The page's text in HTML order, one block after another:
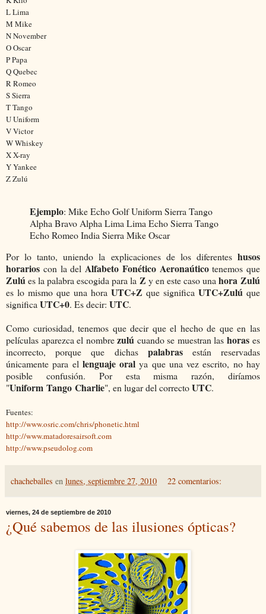
LLima
M Mike
NNovember
OOscar
PPapa
QQuebec
RRomeo
SSierra
TTango
UUniform
VVictor
WWhiskey
XX-ray
YYankee
ZZulú
Ejemplo: Mike Echo Golf Uniform Sierra Tango
Alpha Bravo Alpha Lima Lima Echo Sierra Tango
Echo Romeo India Sierra Mike Oscar
Por lo tanto, uniendo la explicaciones de los diferentes husos
horarios con la del Alfabeto Fonético Aeronaúticotenemos que
Zulúes la palabra escogida para la Z y en este caso una hora Zulú
es lo mismo que una hora UTC+Z que significa UTC+Zulú que
significa UTC+0. Es decir: UTC.
Como curiosidad, tenemos que decir que el hecho de que en las
películas aparezca el nombrezulú cuando se muestran las horas es
incorrecto, porque que dichas palabras están reservadas
únicamente para el lenguaje oral ya que una vez escrito, no hay
posible confusión. Por esta misma razón, diríamos
"Uniform Tango Charlie", en lugar del correctoUTC.
Fuentes:
http://www.osric.com/chris/phonetic.html
http://www.matadoresairsoft.com
http://www.pseudolog.com
chacheballes en lunes, septiembre 27, 2010 22 comentarios:
viernes, 24 de septiembre de 2010
¿Qué sabemos de las ilusiones ópticas?